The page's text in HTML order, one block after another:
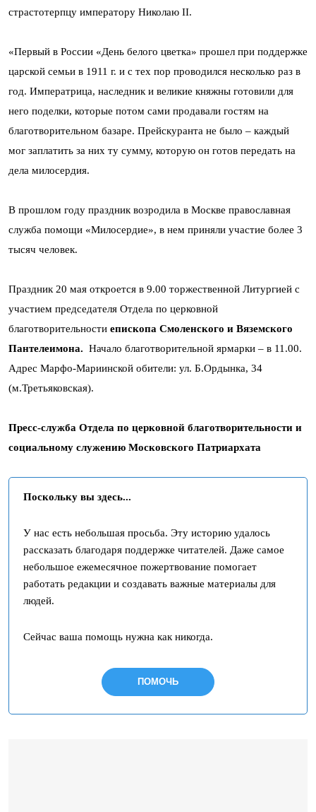
страстотерпцу императору Николаю II.
«Первый в России «День белого цветка» прошел при поддержке
царской семьи в 1911 г. и с тех пор проводился несколько раз в
год. Императрица, наследник и великие княжны готовили для
него поделки, которые потом сами продавали гостям на
благотворительном базаре. Прейскуранта не было – каждый
мог заплатить за них ту сумму, которую он готов передать на
дела милосердия.
В прошлом году праздник возродила в Москве православная
служба помощи «Милосердие», в нем приняли участие более 3
тысяч человек.
Праздник 20 мая откроется в 9.00 торжественной Литургией с
участием председателя Отдела по церковной
благотворительности епископа Смоленского и Вяземского
Пантелеимона. Начало благотворительной ярмарки – в 11.00.
Адрес Марфо-Мариинской обители: ул. Б.Ордынка, 34
(м.Третьяковская).
Пресс-служба Отдела по церковной благотворительности и
социальному служению Московского Патриархата
Поскольку вы здесь...
У нас есть небольшая просьба. Эту историю удалось
рассказать благодаря поддержке читателей. Даже самое
небольшое ежемесячное пожертвование помогает
работать редакции и создавать важные материалы для
людей.
Сейчас ваша помощь нужна как никогда.
ПОМОЧЬ